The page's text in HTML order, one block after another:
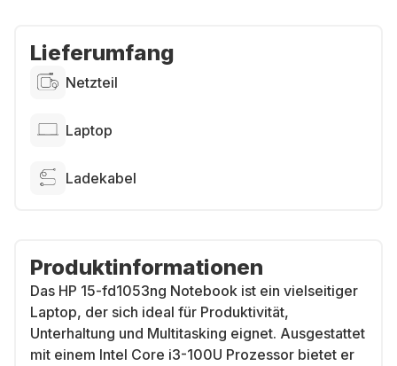
Lieferumfang
Netzteil
Laptop
Ladekabel
Produktinformationen
Das HP 15-fd1053ng Notebook ist ein vielseitiger
Laptop, der sich ideal für Produktivität,
Unterhaltung und Multitasking eignet. Ausgestattet
mit einem Intel Core i3-100U Prozessor bietet er